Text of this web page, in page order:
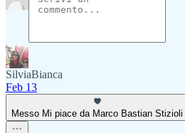
SilviaBianca
Feb 13
Messo Mi piace da Marco Bastian Stizioli